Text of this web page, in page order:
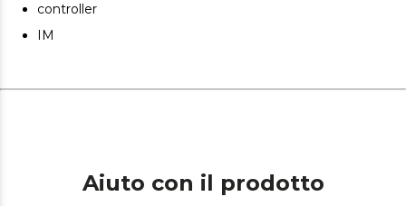
controller
IM
Aiuto con il prodotto